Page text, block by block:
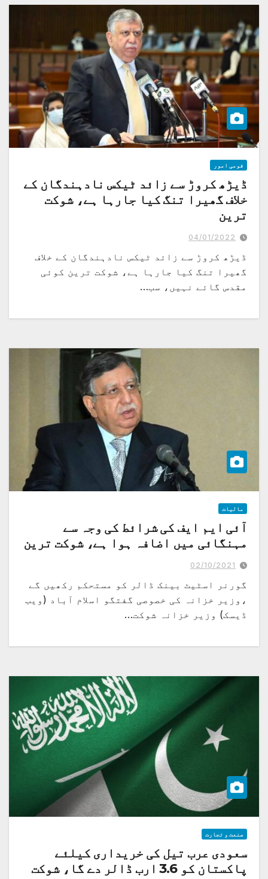
قومی امور
ڈیڑھ کروڑ سے زائد ٹیکس نادہندگان کے
خلاف گھیرا تنگ کیا جارہا ہے، شوکت
ترین
پارلیمنٹ سے شروعات کی گئی ہیں
04/01/2022
ڈیڑھ کروڑ سے زائد ٹیکس نادہندگان کے خلاف
گھیرا تنگ کیا جارہا ہے، شوکت ترین کوئی
مقدس گائے نہیں، سب…
مالیات
آئی ایم ایف کی شرائط کی وجہ سے
مہنگائی میں اضافہ ہوا ہے، شوکت ترین
02/10/2021
گورنر اسٹیٹ بینک ڈالر کو مستحکم رکھیں گے
،وزیر خزانہ کی خصوصی گفتگو اسلام آباد (ویب
ڈیسک) وزیر خزانہ شوکت…
صنعت و تجارت
سعودی عرب تیل کی خریداری کیلئے
پاکستان کو 3.6 ارب ڈالر دے گا، شوکت